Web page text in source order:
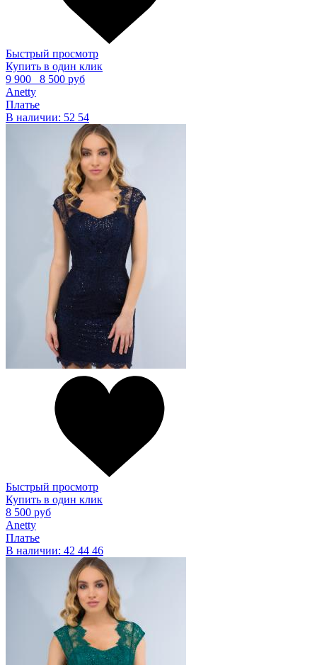
Быстрый просмотр
Купить в один клик
9 900
8 500 руб
Anetty
Платье
В наличии: 52 54
Быстрый просмотр
Купить в один клик
8 500 руб
Anetty
Платье
В наличии: 42 44 46